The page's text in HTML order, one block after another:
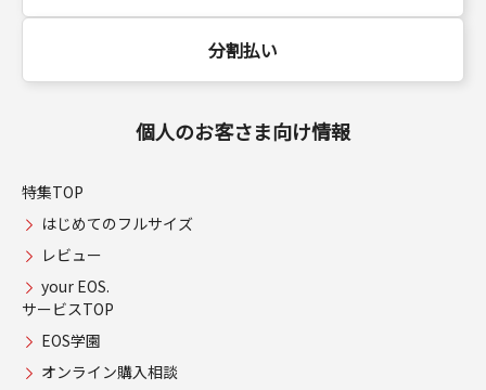
分割払い
個人のお客さま向け情報
特集TOP
はじめてのフルサイズ
レビュー
your EOS.
サービスTOP
EOS学園
オンライン購入相談